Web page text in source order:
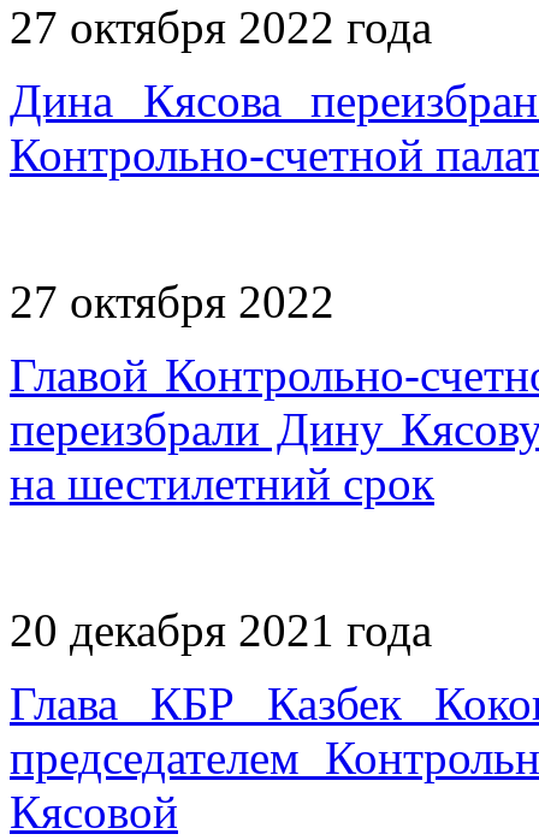
27 октября 2022 года
Дина Кясова
Контрольно-счетной
27 октября 2022
Главой Контрольно-
переизбрали Дину
на шестилетний срок
20 декабря 2021 года
Глава КБР Казбек
председателем
Кясовой